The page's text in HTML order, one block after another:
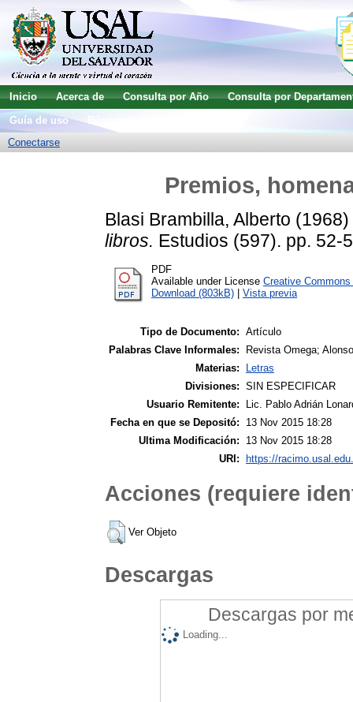
Inicio Acerca de Consulta por Año
Consulta por
Guía de uso
Conectarse
Premios,
Blasi Brambilla, Alberto (1968)
libros. Estudios (597). pp. 52-
PDF
Available under License Creative
Download (803kB)
Vista previa
Tipo de Documento: Artículo
Palabras Clave Informales:
Revista Omega;
Materias:
Letras
Divisiones: SIN ESPECIFICAR
Usuario Remitente:
Lic. Pablo Adrián
Fecha en que se Depositó:
13 Nov 2015 18:28
Ultima Modificación:
13 Nov 2015 18:28
URI:
https://
Acciones (requiere
Ver Objeto
Descargas
Descargas por
Loading...